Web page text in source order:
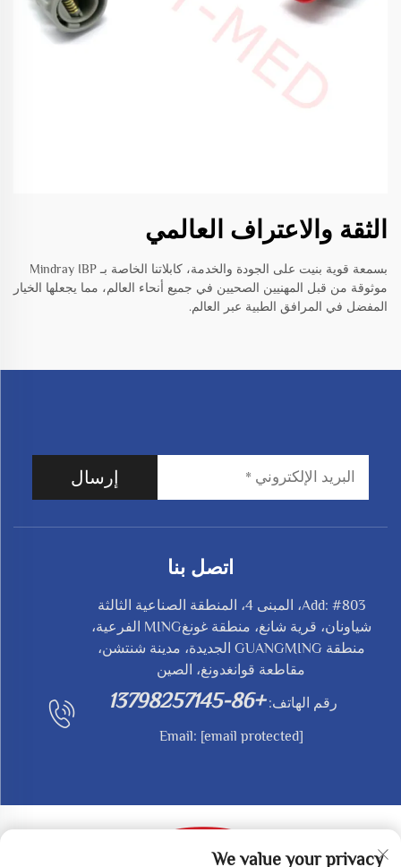
الثقة والاعتراف العالمي
بسمعة قوية بنيت على الجودة والخدمة، كابلاتنا الخاصة بـ Mindray IBP
موثوقة من قبل المهنيين الصحيين في جميع أنحاء العالم، مما يجعلها الخيار
المفضل في المرافق الطبية عبر العالم.
إرسال
اتصل بنا
Add: #803، المبنى 4، المنطقة الصناعية الثالثة
شياونان، قرية شانغ، منطقة غونغMING الفرعية،
منطقة GUANGMING الجديدة، مدينة شنتشن،
مقاطعة قوانغدونغ، الصين
رقم الهاتف: +86-13798257145
Email: [email protected]
We value your privacy